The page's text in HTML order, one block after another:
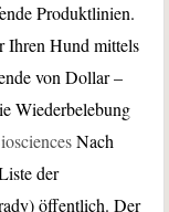
Produktlinien.
Ihren Hund mittels
von Dollar –
Wiederbelebung
Nach
der
öffentlich. Der